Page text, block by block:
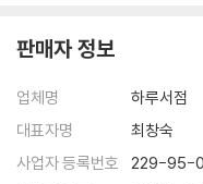
그들은 모더니즘의 그 거대한
다는 것도 알고 있다는 듯이
정말 새로운 거대 내러티브가
은 포스트모더니즘의 텍스트
관성을 감지하기 시작했다.
지만 단토는 1980년대 중반
된 후 〈예술의 종말The End
단토는 1960년대 중반 앤디
판매자 정보
업체명
하루서점
대표자명
최창숙
사업자 등록번호
229-95-